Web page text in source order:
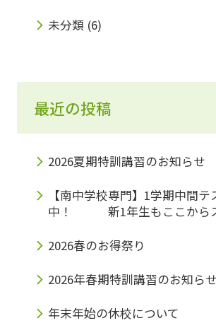
未分類 (6)
最近の投稿
2026夏期特訓講習のお知らせ
【南中学校専門】1学期中間
中！ 新1年生もここからス
2026春のお得祭り
2026年春期特訓講習のお知らせ
年末年始の休校について